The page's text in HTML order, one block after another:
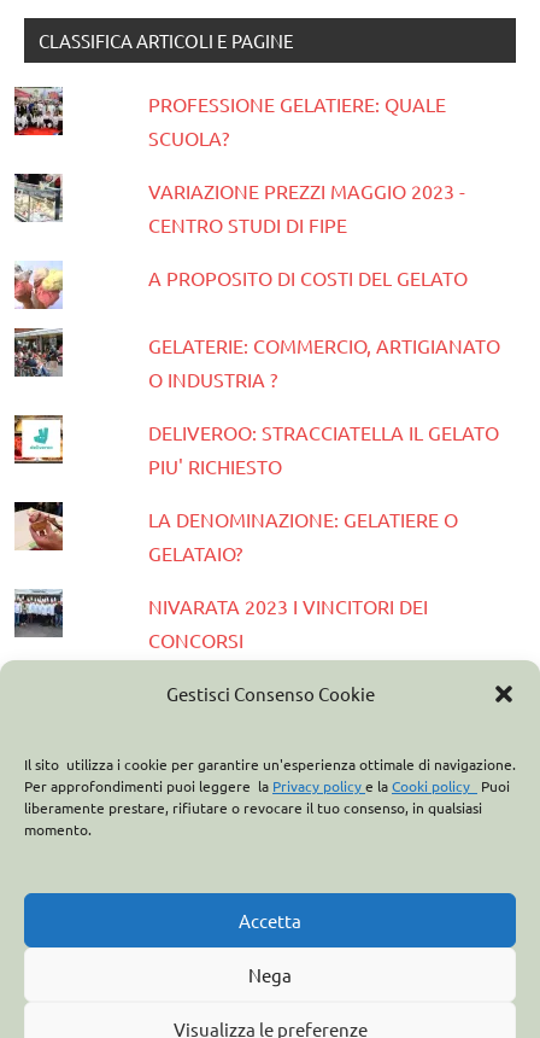
Gestisci Consenso Cookie
Il sito utilizza i cookie per garantire un'esperienza ottimale di navigazione.
Per approfondimenti puoi leggere la Privacy policye laCooki policy
Puoi
liberamente prestare, rifiutare o revocare il tuo consenso, in qualsiasi
momento.
Accetta
Nega
Visualizza le preferenze
CLASSIFICA ARTICOLI E PAGINE
PROFESSIONE GELATIERE: QUALE
SCUOLA?
VARIAZIONE PREZZI MAGGIO 2023 -
CENTRO STUDI DI FIPE
A PROPOSITO DI COSTI DEL GELATO
GELATERIE: COMMERCIO, ARTIGIANATO
O INDUSTRIA ?
DELIVEROO: STRACCIATELLA IL GELATO
PIU' RICHIESTO
LA DENOMINAZIONE: GELATIERE O
GELATAIO?
NIVARATA 2023 I VINCITORI DEI
CONCORSI
PRESENTATA LA GUIDA GELATERIE
ASSOCIAZIONE ITALIANA GELATIERI:
CASA OPTIMA PARTNER
CONO GELATO